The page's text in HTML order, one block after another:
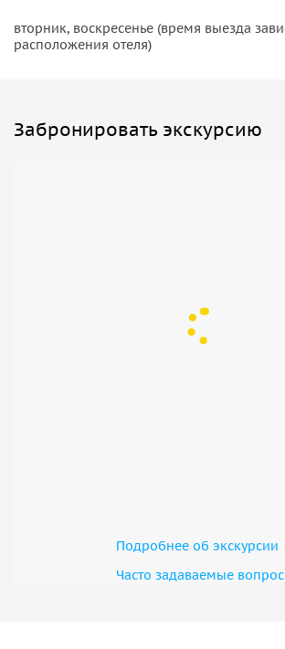
вторник, воскресенье (время выезда
расположения отеля)
Забронировать экскурсию
Подробнее об экскурсии
Часто задаваемые